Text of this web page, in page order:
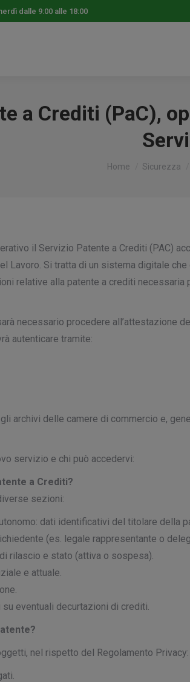
dalle 9:00 alle 18:00
a Crediti (PaC),
Tu sei qui:
Home Sicurezza
il Servizio Patente a Crediti (PAC)
Lavoro. Si tratta di un sistema digitale
relative alla patente a crediti necessaria
necessario procedere all’attestazione
autenticare tramite:
archivi delle camere di commercio e,
servizio e chi può accedervi:
a Crediti?
sezioni:
dati identificativi del titolare della
(es. legale rappresentante o
rilascio e stato (attiva o sospesa).
e attuale.
eventuali decurtazioni di crediti.
nel rispetto del Regolamento Privacy: